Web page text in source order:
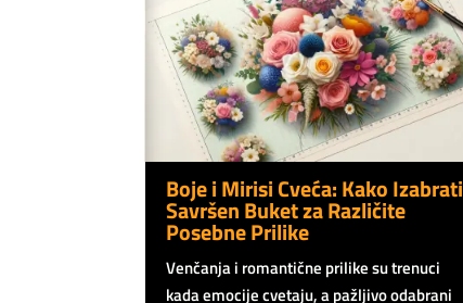
Boje i Mirisi Cveća: Kako Izabrati
Savršen Buket za Različite
Posebne Prilike
Venčanja i romantične prilike su trenuci
kada emocije cvetaju, a pažljivo odabrani